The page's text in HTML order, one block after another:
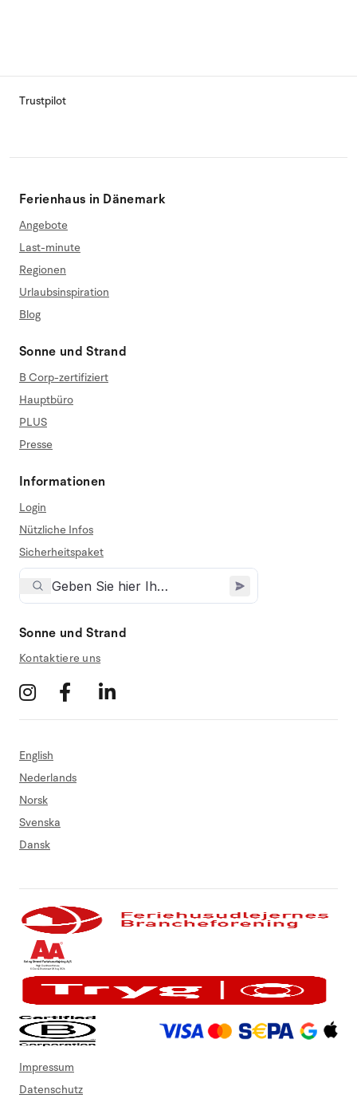
Trustpilot
Ferienhaus in Dänemark
Angebote
Last-minute
Regionen
Urlaubsinspiration
Blog
Sonne und Strand
B Corp-zertifiziert
Hauptbüro
PLUS
Presse
Informationen
Login
Nützliche Infos
Sicherheitspaket
Sonne und Strand
Kontaktiere uns
English
Nederlands
Norsk
Svenska
Dansk
Impressum
Datenschutz